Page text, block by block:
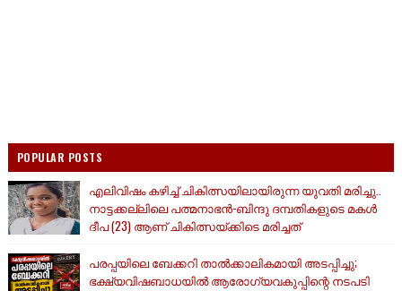
POPULAR POSTS
എലിവിഷം കഴിച്ച് ചികിത്സയിലായിരുന്ന യുവതി മരിച്ചു..
നാട്ടക്കല്ലിലെ പത്മനാഭൻ-ബിന്ദു ദമ്പതികളുടെ മകൾ
ദീപ (23) ആണ് ചികിത്സയ്ക്കിടെ മരിച്ചത്
പരപ്പയിലെ ബേക്കറി താൽക്കാലികമായി അടപ്പിച്ചു;
ഭക്ഷ്യവിഷബാധയിൽ ആരോഗ്യവകുപ്പിന്റെ നടപടി